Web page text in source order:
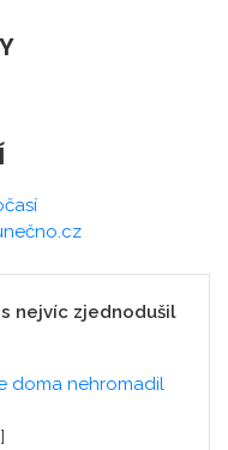
nejvíc zjednodušil
doma nehromadil